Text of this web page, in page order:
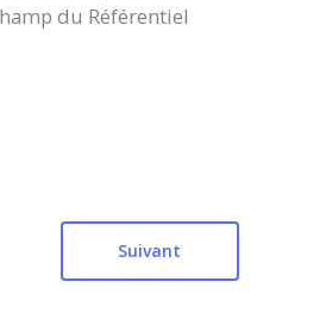
du Référentiel
Suivant